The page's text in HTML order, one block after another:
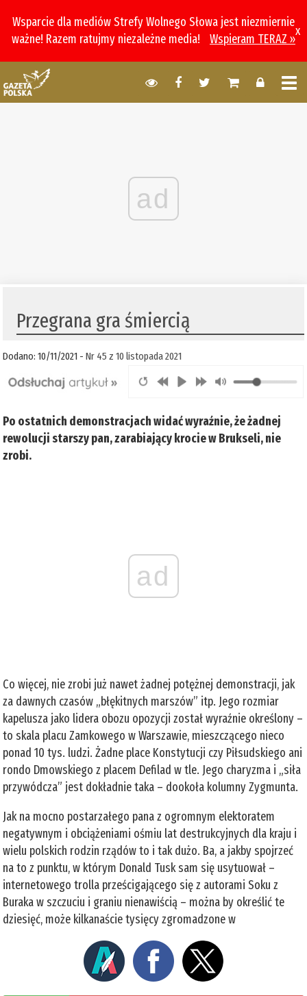
Wsparcie dla mediów Strefy Wolnego Słowa jest niezmiernie
ważne! Razem ratujmy niezależne media!
Wspieram TERAZ »
x
ad
Przegrana gra śmiercią
Dodano: 10/11/2021 -Nr 45 z 10 listopada 2021
Po ostatnich demonstracjach widać wyraźnie, że żadnej
rewolucji starszy pan, zarabiający krocie w Brukseli, nie
zrobi.
ad
Co więcej, nie zrobi już nawet żadnej potężnej demonstracji, jak
za dawnych czasów „błękitnych marszów” itp. Jego rozmiar
kapelusza jako lidera obozu opozycji został wyraźnie określony –
to skala placu Zamkowego w Warszawie, mieszczącego nieco
ponad 10 tys. ludzi. Żadne place Konstytucji czy Piłsudskiego ani
rondo Dmowskiego z placem Defilad w tle. Jego charyzma i „siła
przywódcza” jest dokładnie taka – dookoła kolumny Zygmunta.
Jak na mocno postarzałego pana z ogromnym elektoratem
negatywnym i obciążeniami ośmiu lat destrukcyjnych dla kraju i
wielu polskich rodzin rządów to i tak dużo. Ba, a jakby spojrzeć
na to z punktu, w którym Donald Tusk sam się usytuował –
internetowego trolla prześcigającego się z autorami Soku z
Buraka w szczuciu i graniu nienawiścią – można by określić te
dziesięć, może kilkanaście tysięcy zgromadzone w